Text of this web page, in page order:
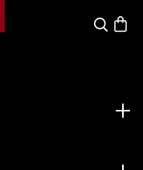
Wat zoek